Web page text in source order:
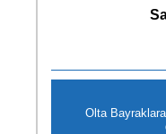
Olta